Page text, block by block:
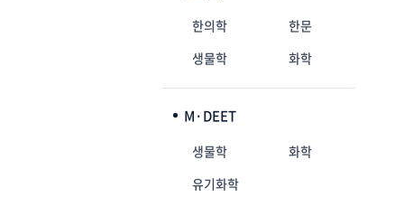
한의학
한문
생물학
화학
M·DEET
생물학
화학
유기화학